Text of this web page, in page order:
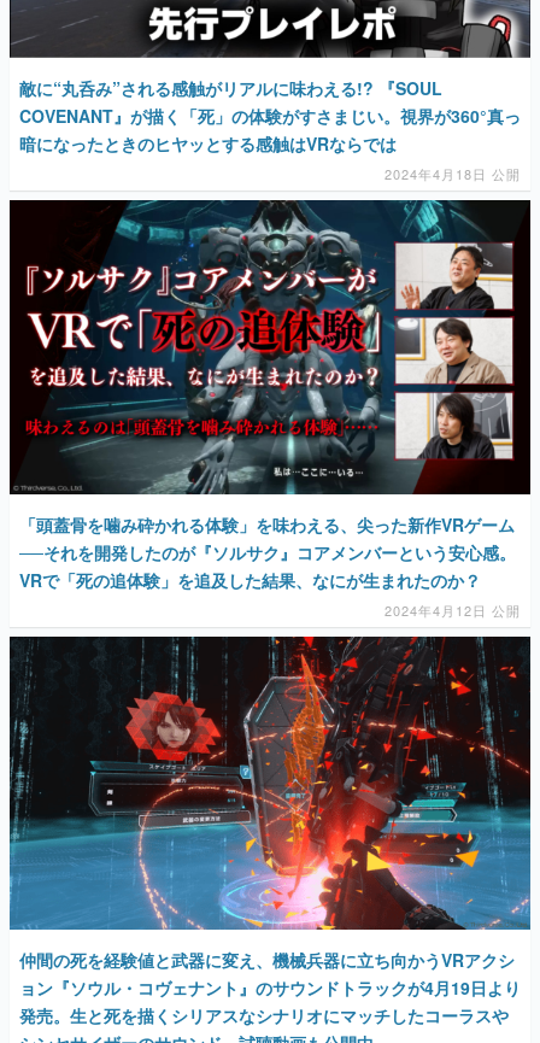
敵に“丸呑み”される感触がリアルに味わえる!? 『SOUL
COVENANT』が描く「死」の体験がすさまじい。視界が360°真っ
暗になったときのヒヤッとする感触はVRならでは
2024年4月18日 公開
「頭蓋骨を噛み砕かれる体験」を味わえる、尖った新作VRゲーム
──それを開発したのが『ソルサク』コアメンバーという安心感。
VRで「死の追体験」を追及した結果、なにが生まれたのか？
2024年4月12日 公開
仲間の死を経験値と武器に変え、機械兵器に立ち向かうVRアクシ
ョン『ソウル・コヴェナント』のサウンドトラックが4月19日より
発売。生と死を描くシリアスなシナリオにマッチしたコーラスや